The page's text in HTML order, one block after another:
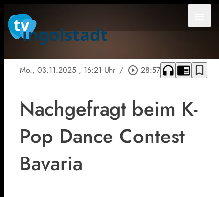
Mo., 03.11.2025 , 16:21 Uhr / play_circle_outline 28:57 headphones chrome_reader_mode bookmark_border
Nachgefragt beim K-
Pop Dance Contest
Bavaria